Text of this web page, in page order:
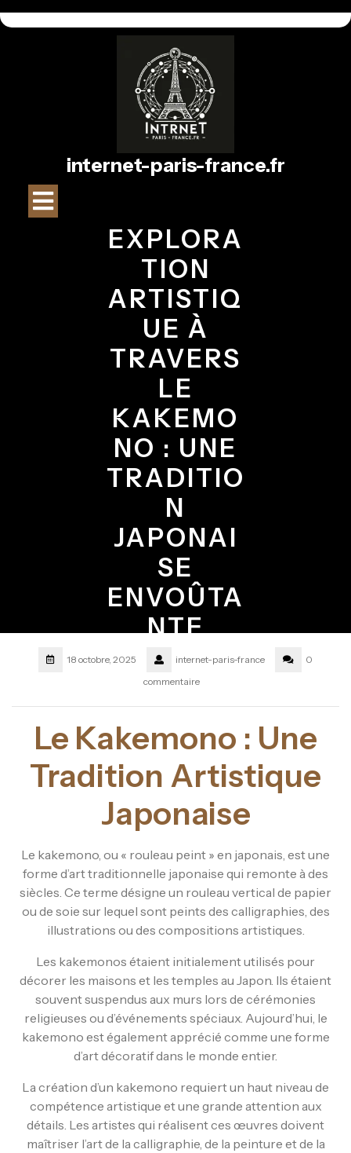
au
internet-paris-france.fr
OuvrirEXPLORA
TION
ARTISTIQ
UE À
TRAVERS
LE
KAKEMO
NO : UNE
TRADITIO
N
JAPONAI
SE
ENVOÛTA
NTE
18 octobre, 2025 internet-paris-france
0
commentaire
Le Kakemono : Une
Tradition Artistique
Japonaise
Le kakemono, ou « rouleau peint » en japonais, est une
forme d’art traditionnelle japonaise qui remonte à des
siècles. Ce terme désigne un rouleau vertical de papier
ou de soie sur lequel sont peints des calligraphies, des
illustrations ou des compositions artistiques.
Les kakemonos étaient initialement utilisés pour
décorer les maisons et les temples au Japon. Ils étaient
souvent suspendus aux murs lors de cérémonies
religieuses ou d’événements spéciaux. Aujourd’hui, le
kakemono est également apprécié comme une forme
d’art décoratif dans le monde entier.
La création d’un kakemono requiert un haut niveau de
compétence artistique et une grande attention aux
détails. Les artistes qui réalisent ces œuvres doivent
maîtriser l’art de la calligraphie, de la peinture et de la